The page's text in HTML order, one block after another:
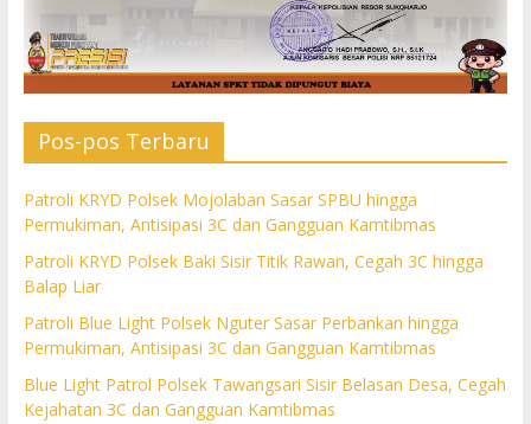
Pos-pos Terbaru
Patroli KRYD Polsek Mojolaban Sasar SPBU hingga
Permukiman, Antisipasi 3C dan Gangguan Kamtibmas
Patroli KRYD Polsek Baki Sisir Titik Rawan, Cegah 3C hingga
Balap Liar
Patroli Blue Light Polsek Nguter Sasar Perbankan hingga
Permukiman, Antisipasi 3C dan Gangguan Kamtibmas
Blue Light Patrol Polsek Tawangsari Sisir Belasan Desa, Cegah
Kejahatan 3C dan Gangguan Kamtibmas